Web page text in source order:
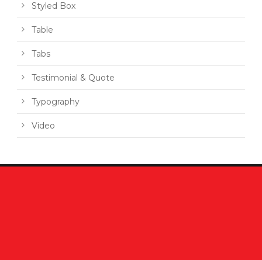
Styled Box
Table
Tabs
Testimonial & Quote
Typography
Video